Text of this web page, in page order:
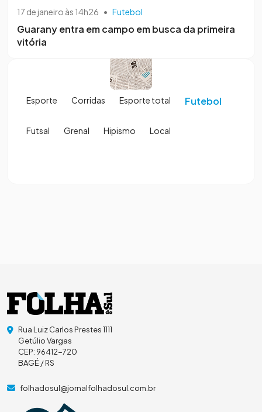
17 de janeiro às 14h26 • Futebol
Guarany entra em campo em busca da primeira
vitória
Esporte Corridas Esporte total Futebol
Futsal Grenal Hipismo Local
Rua Luiz Carlos Prestes 1111
Getúlio Vargas
CEP: 96412-720
BAGÉ / RS
folhadosul@jornalfolhadosul.com.br